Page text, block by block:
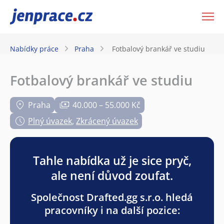
JenPráce.cz
Nabídky práce Praha Fotbalový brankář ve studiu
Fotbalový brankář ve studiu
Praha
40.000 – 55.000 Kč
Plný úvazek, Zkrácený úvazek
Tahle nabídka už je sice pryč,
ale není důvod zoufat.
Společnost Drafted.gg s.r.o. hledá
pracovníky i na další pozice: